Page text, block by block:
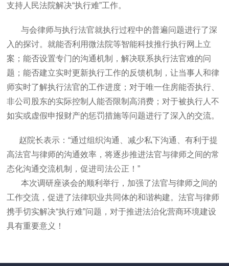
支持人民法院解决“执行难”工作。
与会律师与执行法官就执行过程中的普遍问题进行了深
入的探讨。就能否利用微法院等智能科技推行执行网上立
案；能否设置专门的沟通机制，解决联系执行法官难的问
题；能否建立实时更新执行工作的反馈机制，让当事人和律
师实时了解执行法官的工作进度；对于唯一住房能否执行、
非公司股东的实际控制人能否限制高消费；对于被执行人不
如实或虚假申报财产的惩罚措施等问题进行了深入的交流。
赵院长表示：“通过组织沟通、减少私下沟通、有利于提
高法官与律师的沟通效率，将逐步推进法官与律师之间的常
态化沟通交流机制，促进司法公正！”
本次调研座谈会的顺利举行，加强了法官与律师之间的
工作交流，促进了法律职业共同体的和谐构建。法官与律师
携手切实解决“执行难”问题，对于推进法治化营商环境建设
具有重要意义！